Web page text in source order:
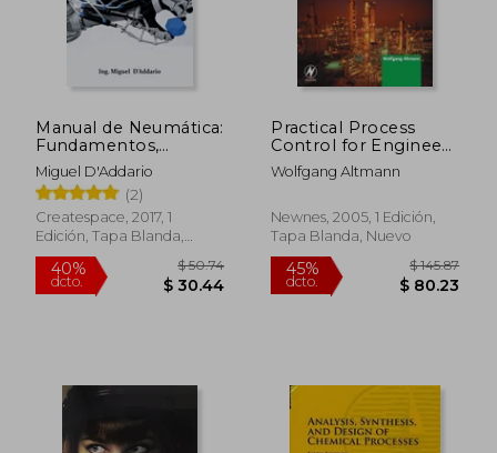
Manual de Neumática:
Fundamentos,
Cálculos y
Aplicaciones
Miguel D'Addario
(2)
Createspace, 2017, 1
Edición, Tapa Blanda,
Nuevo
Practical Process
Control for Engineers
and Technicians
(Practical Professional
Wolfgang Altmann
Newnes, 2005, 1 Edición,
Tapa Blanda, Nuevo